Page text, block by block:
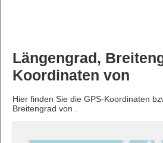
Längengrad,
Koordinaten von
Hier finden Sie die GPS-Koordinaten
Breitengrad von .